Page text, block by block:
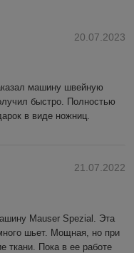
20.07.2023
машину швейную
быстро. Полностью
в виде ножниц.
21.07.2022
Mauser Spezial. Эта
шьет. Мощная, но при
ткани. Пока в ее работе